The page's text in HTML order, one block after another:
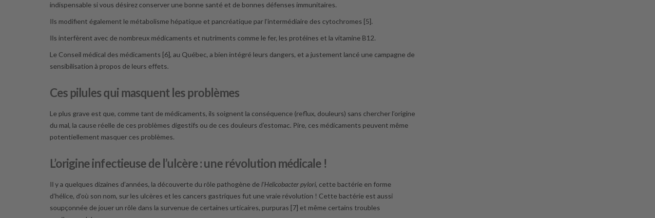
indispensable si vous désirez conserver une bonne santé et de bonnes défenses immunitaires.
Ils modifient également le métabolisme hépatique et pancréatique par l’intermédiaire des cytochromes [5].
Ils interfèrent avec de nombreux médicaments et nutriments comme le fer, les protéines et la vitamine B12.
Le Conseil médical des médicaments [6], au Québec, a bien intégré leurs dangers, et a justement lancé une campagne de
sensibilisation à propos de leurs effets.
Ces pilules qui masquent les problèmes
Le plus grave est que, comme tant de médicaments, ils soignent la conséquence (reflux, douleurs) sans chercher l’origine
du mal, la cause réelle de ces problèmes digestifs ou de ces douleurs d’estomac. Pire, ces médicaments peuvent même
potentiellement masquer ces problèmes.
L’origine infectieuse de l’ulcère : une révolution médicale !
Il y a quelques dizaines d’années, la découverte du rôle pathogène de l’Helicobacter pylori, cette bactérie en forme
d’hélice, d’où son nom, sur les ulcères et les cancers gastriques fut une vraie révolution ! Cette bactérie est aussi
soupçonnée de jouer un rôle dans la survenue de certaines urticaires, purpuras [7] et même certains troubles